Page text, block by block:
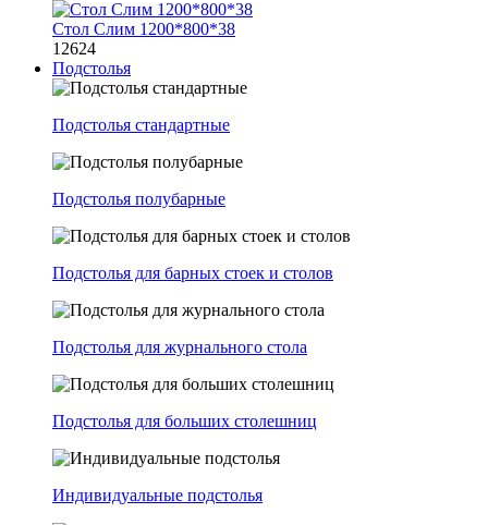
Стол Слим 1200*800*38
12624
Подстолья
Подстолья стандартные
Подстолья полубарные
Подстолья для барных стоек и столов
Подстолья для журнального стола
Подстолья для больших столешниц
Индивидуальные подстолья